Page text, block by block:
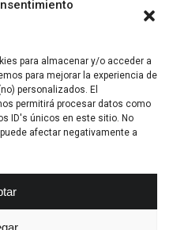
para almacenar y/o acceder a
para mejorar la experiencia de
personalizados. El
permitirá procesar datos como
ID's únicos en este sitio. No
afectar negativamente a
cookies